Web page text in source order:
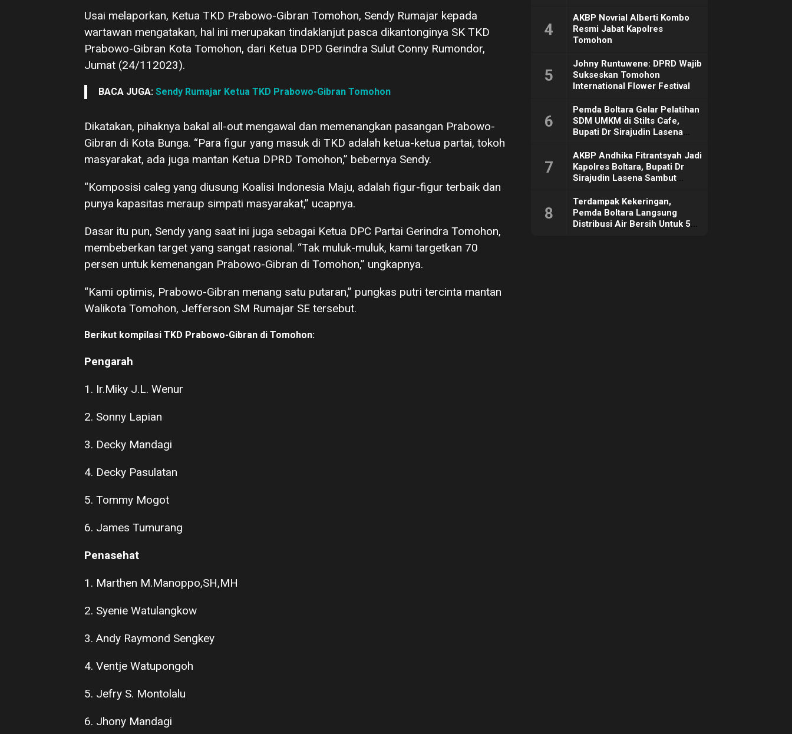
Usai melaporkan, Ketua TKD Prabowo-Gibran Tomohon, Sendy Rumajar kepada
wartawan mengatakan, hal ini merupakan tindaklanjut pasca dikantonginya SK TKD
Prabowo-Gibran Kota Tomohon, dari Ketua DPD Gerindra Sulut Conny Rumondor,
Jumat (24/112023).
BACA JUGA: Sendy Rumajar Ketua TKD Prabowo-Gibran Tomohon
Dikatakan, pihaknya bakal all-out mengawal dan memenangkan pasangan Prabowo-
Gibran di Kota Bunga. “Para figur yang masuk di TKD adalah ketua-ketua partai, tokoh
masyarakat, ada juga mantan Ketua DPRD Tomohon,” bebernya Sendy.
“Komposisi caleg yang diusung Koalisi Indonesia Maju, adalah figur-figur terbaik dan
punya kapasitas meraup simpati masyarakat,” ucapnya.
Dasar itu pun, Sendy yang saat ini juga sebagai Ketua DPC Partai Gerindra Tomohon,
membeberkan target yang sangat rasional. “Tak muluk-muluk, kami targetkan 70
persen untuk kemenangan Prabowo-Gibran di Tomohon,” ungkapnya.
“Kami optimis, Prabowo-Gibran menang satu putaran,” pungkas putri tercinta mantan
Walikota Tomohon, Jefferson SM Rumajar SE tersebut.
Berikut kompilasi TKD Prabowo-Gibran di Tomohon:
Pengarah
1. Ir.Miky J.L. Wenur
2. Sonny Lapian
3. Decky Mandagi
4. Decky Pasulatan
5. Tommy Mogot
6. James Tumurang
Penasehat
1. Marthen M.Manoppo,SH,MH
2. Syenie Watulangkow
3. Andy Raymond Sengkey
4. Ventje Watupongoh
5. Jefry S. Montolalu
6. Jhony Mandagi
4
AKBP Novrial Alberti Kombo
Resmi Jabat Kapolres
Tomohon
5
Johny Runtuwene: DPRD Wajib
Sukseskan Tomohon
International Flower Festival
6
Pemda Boltara Gelar Pelatihan
SDM UMKM di Stilts Cafe,
Bupati Dr Sirajudin Lasena
Dorong Ekonomi Daerah
7
AKBP Andhika Fitrantsyah Jadi
Kapolres Boltara, Bupati Dr
Sirajudin Lasena Sambut
8
Terdampak Kekeringan,
Pemda Boltara Langsung
Distribusi Air Bersih Untuk 50